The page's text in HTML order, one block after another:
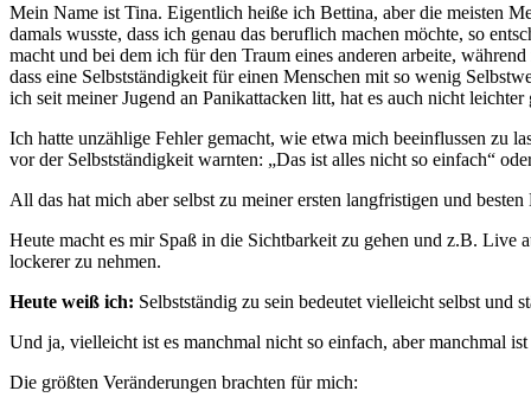
Mein Name ist Tina. Eigentlich heiße ich Bettina, aber die meisten
damals wusste, dass ich genau das beruflich machen möchte, so
macht und bei dem ich für den Traum eines anderen arbeite,
dass eine Selbstständigkeit für einen Menschen mit so wenig
ich seit meiner Jugend an Panikattacken litt, hat es auch nicht leichter
Ich hatte unzählige Fehler gemacht, wie etwa mich beeinflussen zu
vor der Selbstständigkeit warnten: „Das ist alles nicht so einfach“
All das hat mich aber selbst zu meiner ersten langfristigen und
Heute macht es mir Spaß in die Sichtbarkeit zu gehen und z.B. Live
lockerer zu nehmen.
Heute weiß ich: Selbstständig zu sein bedeutet vielleicht selbst und
Und ja, vielleicht ist es manchmal nicht so einfach, aber manchmal
Die größten Veränderungen brachten für mich: